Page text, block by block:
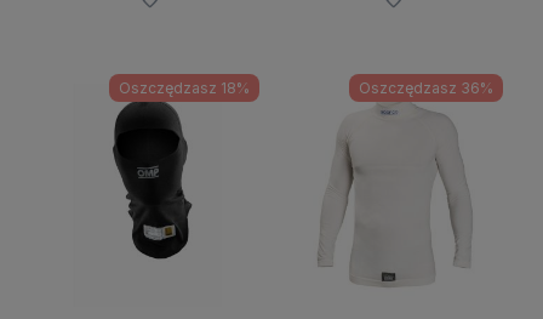
Oszczędzasz 18% Oszczędzasz 36%